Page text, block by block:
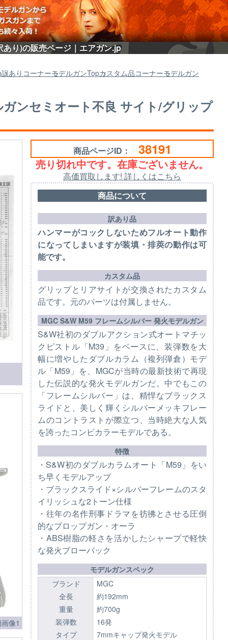
り)の販売ページ｜エアガン.jp
訳ありコーナーモデルガンTopカスタム品コーナーモデルガン
ンセミオート不良 サイト/グリップ
商品ページID： 38191
売り切れ中です。在庫ございません。
高価買取します! 詳しくはこちら
商品について
訳あり品
ハンマーがコックしないためフルオート動作
になってしまいますが装填・排莢の動作は可
能です。
カスタム品
グリップとリアサイトが交換されたカスタム
品です。元のパーツは付属しません。
MGC S&W M59 フレームシルバー 発火モデルガン
S&W社初のダブルアクション式オートマチッ
クピストル「M39」をベースに、装弾数を大
幅に増やしたダブルカラム（複列弾倉）モデ
ル「M59」を、MGCが当時の最新技術で再現
した伝説的な発火モデルガンだ。中でもこの
「フレームシルバー」は、精悍なブラックス
ライドと、美しく輝くシルバーメッキフレー
ムのコントラストが際立つ、当時絶大な人気
を誇ったコンビカラーモデルである。
特徴
・S&W初のダブルカラムオート「M59」をい
ち早くモデルアップ
・ブラックスライド×シルバーフレームのスタ
イリッシュな2トーン仕様
・往年の名作刑事ドラマを彷彿とさせる圧倒
的なプロップガン・オーラ
・ABS樹脂の軽さを活かしたシャープで軽快
な発火ブローバック
モデルガンスペック
ブランド
MGC
全長
約192mm
重量
約700g
装弾数
16発
タイプ
7mmキャップ発火モデル
像1